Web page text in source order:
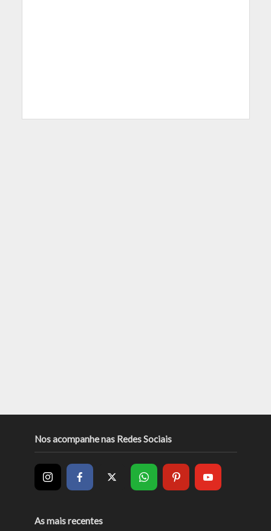
Nos acompanhe nas Redes Sociais
As mais recentes